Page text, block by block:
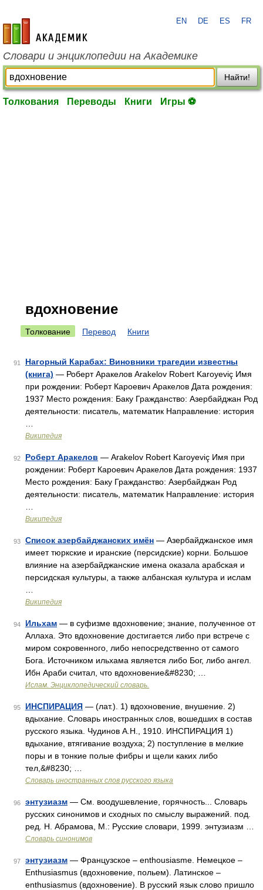
academic.ru
EN DE ES FR
Словари и энциклопедии на Академике
Найти!
Толкования Переводы Книги Игры ⚽
вдохновение
Толкование Перевод Книги
91
Нагорный Карабах: Виновники трагедии известны
(книга) — Роберт Аракелов Arakelov Robert Karoyeviç Имя
при рождении: Роберт Кароевич Аракелов Дата рождения:
1937 Место рождения: Баку Гражданство: Азербайджан Род
деятельности: писатель, математик Направление: история
Википедия
92 Роберт Аракелов — Arakelov Robert Karoyeviç Имя при
рождении: Роберт Кароевич Аракелов Дата рождения: 1937
Место рождения: Баку Гражданство: Азербайджан Род
деятельности: писатель, математик Направление: история
Википедия
93 Список азербайджанских имён — Азербайджанское имя
имеет тюркские и иранские (персидские) корни. Большое
влияние на азербайджанские имена оказала арабская и
персидская культуры, а также албанская культура и ислам
Википедия
94 Ильхам — в суфизме вдохновение; знание, полученное от
Аллаха. Это вдохновение достигается либо при встрече с
миром сокровенного, либо непосредственно от самого
Бога. Источником ильхама является либо Бог, либо ангел.
Ибн Араби считал, что вдохновение&#8230; …
Ислам. Энциклопедический словарь.
95 ИНСПИРАЦИЯ — (лат.). 1) вдохновение, внушение. 2)
вдыхание. Словарь иностранных слов, вошедших в состав
русского языка. Чудинов А.Н., 1910. ИНСПИРАЦИЯ 1)
вдыхание, втягивание воздуха; 2) поступление в мелкие
поры и в тонкие полые фибры и щели каких либо
тел,&#8230; …
Словарь иностранных слов русского языка
96 энтузиазм — См. воодушевление, горячность... Словарь
русских синонимов и сходных по смыслу выражений. под.
ред. Н. Абрамова, М.: Русские словари, 1999. энтузиазм …
Словарь синонимов
97 энтузиазм — Французское – enthousiasme. Немецкое –
Enthusiasmus (вдохновение, польем). Латинское –
enthusiasmus (вдохновение). В русский язык слово пришло